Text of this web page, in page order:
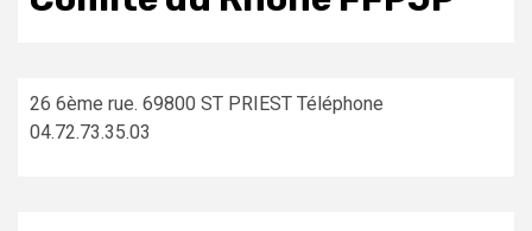
26 6ème rue. 69800 ST PRIEST Téléphone
04.72.73.35.03